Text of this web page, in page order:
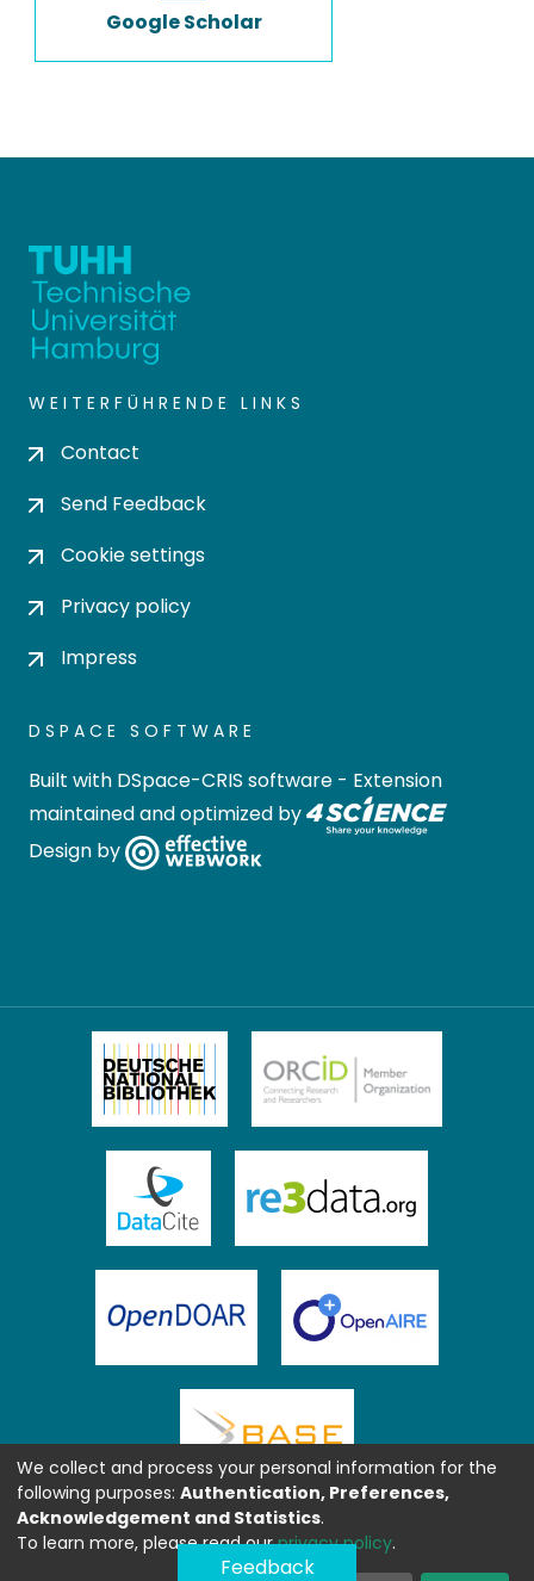
Google Scholar
WEITERFÜHRENDE LINKS
Contact
Send Feedback
Cookie settings
Privacy policy
Impress
DSPACE SOFTWARE
Built with DSpace-CRIS software - Extension
maintained and optimized by
Design by
Feedback
We collect and process your personal information for the
following purposes: Authentication, Preferences,
Acknowledgement and Statistics.
To learn more, please read ourprivacy policy.